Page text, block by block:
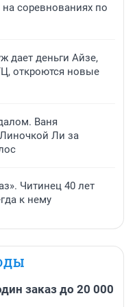
соревнованиях по
дает деньги Айзе,
откроются новые
Ваня
Ли за
Читинец 40 лет
к нему
заказ до 20 000